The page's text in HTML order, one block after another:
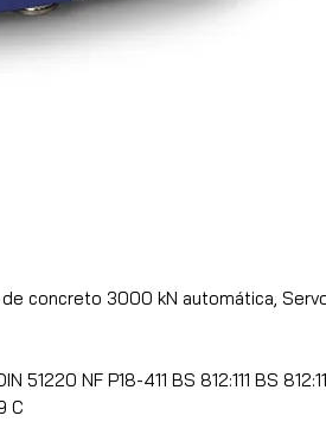
concreto 3000 kN automática,
51220 NF P18-411 BS 812:111 BS
C